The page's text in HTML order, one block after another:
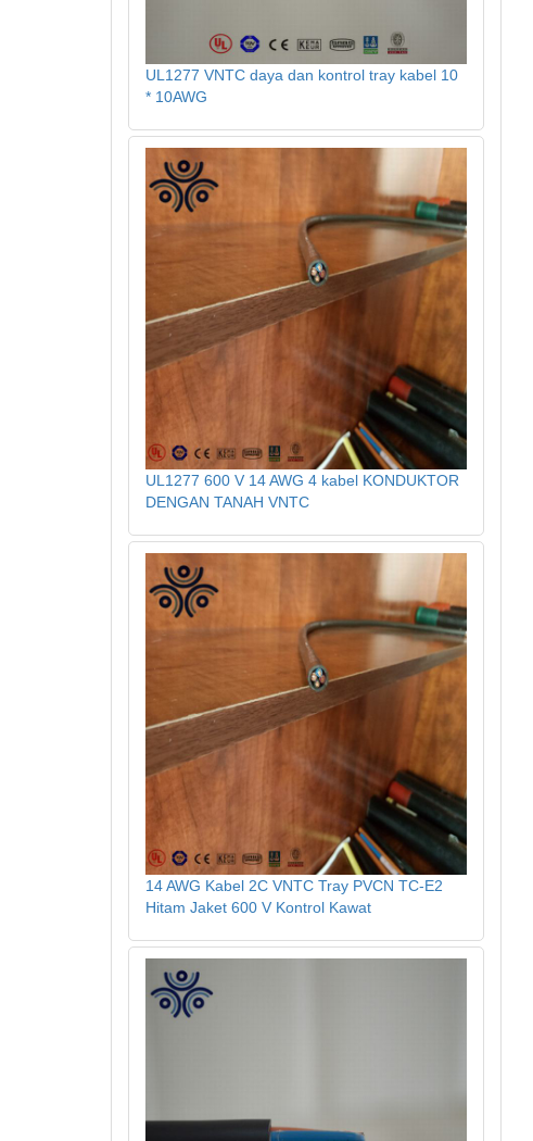
UL1277 VNTC daya dan kontrol tray kabel 10
* 10AWG
UL1277 600 V 14 AWG 4 kabel KONDUKTOR
DENGAN TANAH VNTC
14 AWG Kabel 2C VNTC Tray PVCN TC-E2
Hitam Jaket 600 V Kontrol Kawat